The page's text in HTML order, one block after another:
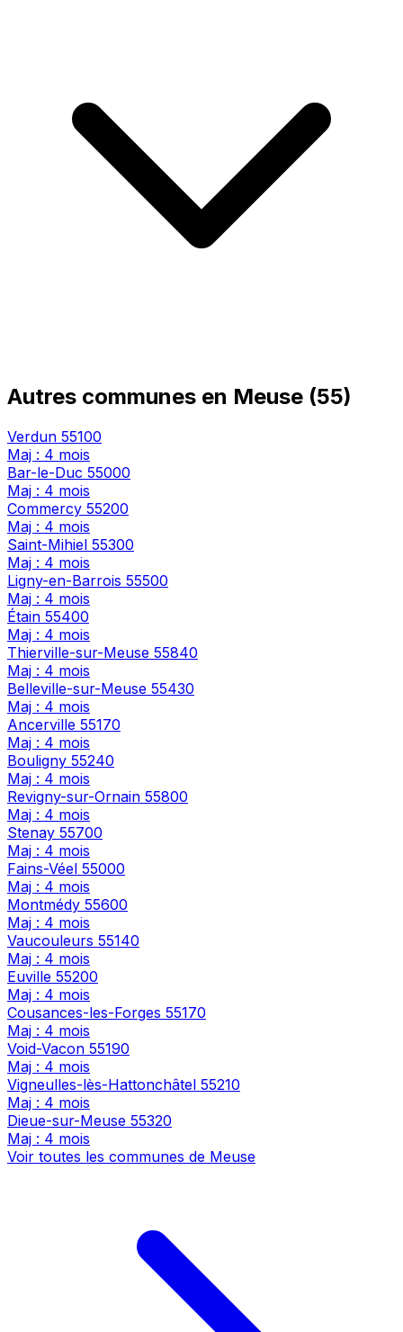
Autres communes en Meuse (55)
Verdun 55100
Maj : 4 mois
Bar-le-Duc 55000
Maj : 4 mois
Commercy 55200
Maj : 4 mois
Saint-Mihiel 55300
Maj : 4 mois
Ligny-en-Barrois 55500
Maj : 4 mois
Étain 55400
Maj : 4 mois
Thierville-sur-Meuse 55840
Maj : 4 mois
Belleville-sur-Meuse 55430
Maj : 4 mois
Ancerville 55170
Maj : 4 mois
Bouligny 55240
Maj : 4 mois
Revigny-sur-Ornain 55800
Maj : 4 mois
Stenay 55700
Maj : 4 mois
Fains-Véel 55000
Maj : 4 mois
Montmédy 55600
Maj : 4 mois
Vaucouleurs 55140
Maj : 4 mois
Euville 55200
Maj : 4 mois
Cousances-les-Forges 55170
Maj : 4 mois
Void-Vacon 55190
Maj : 4 mois
Vigneulles-lès-Hattonchâtel 55210
Maj : 4 mois
Dieue-sur-Meuse 55320
Maj : 4 mois
Voir toutes les communes de Meuse